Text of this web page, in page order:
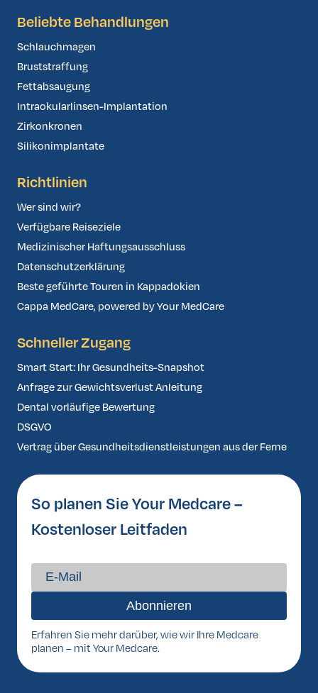
Beliebte Behandlungen
Schlauchmagen
Bruststraffung
Fettabsaugung
Intraokularlinsen-Implantation
Zirkonkronen
Silikonimplantate
Richtlinien
Wer sind wir?
Verfügbare Reiseziele
Medizinischer Haftungsausschluss
Datenschutzerklärung
Beste geführte Touren in Kappadokien
Cappa MedCare, powered by Your MedCare
Schneller Zugang
Smart Start: Ihr Gesundheits-Snapshot
Anfrage zur Gewichtsverlust Anleitung
Dental vorläufige Bewertung
DSGVO
Vertrag über Gesundheitsdienstleistungen aus der Ferne
So planen Sie Your Medcare –
Kostenloser Leitfaden
Erfahren Sie mehr darüber, wie wir Ihre Medcare
planen – mit Your Medcare.